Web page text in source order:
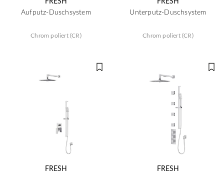
Aufputz-Duschsystem
Chrom poliert (CR)
Unterputz-Duschsystem
Chrom poliert (CR)
FRESH
FRESH